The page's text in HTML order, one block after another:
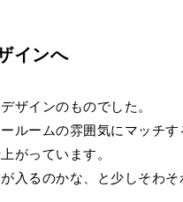
インへ
ザインのものでした。
ームの雰囲気にマッチす
がっています。
入るのかな、と少しそわ